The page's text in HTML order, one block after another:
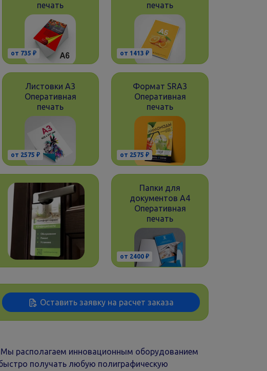
от 735 ₽
печать
от 1413 ₽
печать
от 2575 ₽
Листовки А3
Оперативная
печать
от 2575 ₽
Формат SRA3
Оперативная
печать
от 2400 ₽
Папки для
документов А4
Оперативная
печать
Оставить заявку на расчет заказа
располагаем инновационным оборудованием
получать любую полиграфическую